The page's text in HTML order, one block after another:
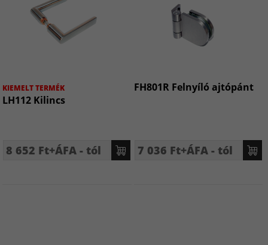
KIEMELT TERMÉK
LH112 Kilincs
8 652 Ft+ÁFA - tól
FH801R Felnyíló ajtópánt
7 036 Ft+ÁFA - tól